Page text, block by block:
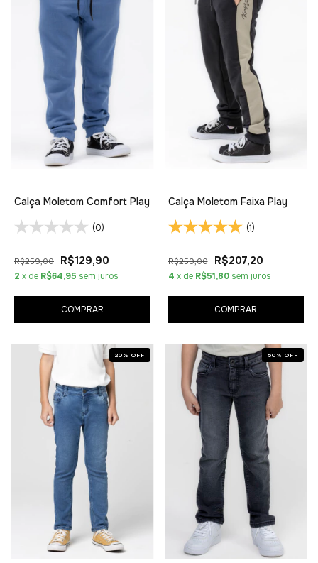
Calça Moletom Comfort Play
(0)
R$259,00 R$129,90
2 x de R$64,95 sem juros
COMPRAR
Calça Moletom Faixa Play
(1)
R$259,00 R$207,20
4 x de R$51,80 sem juros
COMPRAR
20 % OFF 50 % OFF